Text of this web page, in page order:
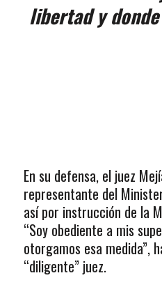
libertad y
En su defensa, el juez
representante del
así por instrucción de la
“Soy obediente a mis
otorgamos esa medida”,
“diligente” juez.